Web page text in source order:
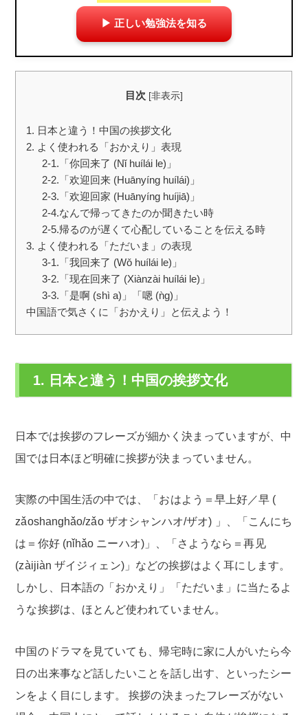
▶ 正しい勉強法を知る
目次 [非表示]
1. 日本と違う！中国の挨拶文化
2. よく使われる「おかえり」表現
2-1.「你回来了 (Nǐ huílái le)」
2-2.「欢迎回来 (Huānyíng huílái)」
2-3.「欢迎回家 (Huānyíng huíjiā)」
2-4.なんで帰ってきたのか聞きたい時
2-5.帰るのが遅くて心配していることを伝える時
3. よく使われる「ただいま」の表現
3-1.「我回来了 (Wǒ huílái le)」
3-2.「现在回来了 (Xiànzài huílái le)」
3-3.「是啊 (shì a)」「嗯 (ǹg)」
中国語で気さくに「おかえり」と伝えよう！
1. 日本と違う！中国の挨拶文化
日本では挨拶のフレーズが細かく決まっていますが、中
国では日本ほど明確に挨拶が決まっていません。
実際の中国生活の中では、「おはよう＝早上好／早 (
zǎoshanghǎo/zǎo ザオシャンハオ/ザオ) 」、「こんにち
は＝你好 (nǐhǎo ニーハオ)」、「さようなら＝再见
(zàijiàn ザイジィェン)」などの挨拶はよく耳にします。
しかし、日本語の「おかえり」「ただいま」に当たるよ
うな挨拶は、ほとんど使われていません。
中国のドラマを見ていても、帰宅時に家に人がいたら今
日の出来事など話したいことを話し出す、といったシー
ンをよく目にします。 挨拶の決まったフレーズがない